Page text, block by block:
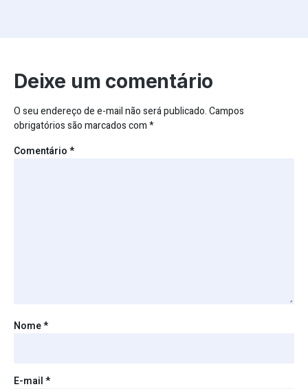
Deixe um comentário
O seu endereço de e-mail não será publicado.Campos
obrigatórios são marcados com*
Comentário*
Nome*
E-mail*